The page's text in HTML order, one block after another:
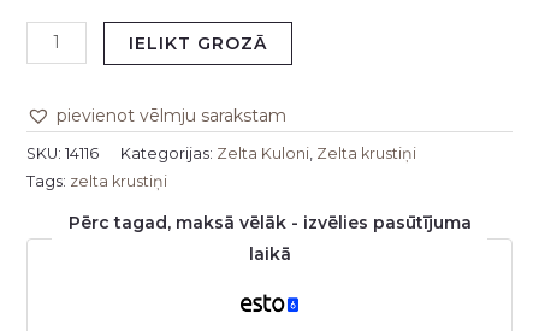
IELIKT GROZĀ
pievienot vēlmju sarakstam
SKU: 14116 Kategorijas: Zelta Kuloni, Zelta krustiņi
Tags: zelta krustiņi
Pērc tagad, maksā vēlāk - izvēlies pasūtījuma
laikā